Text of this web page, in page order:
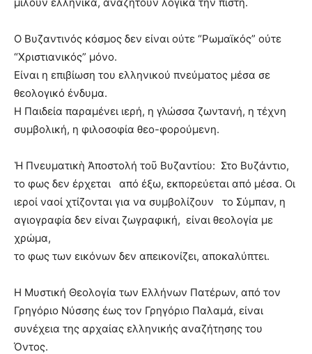
μιλούν ελληνικά, αναζητούν λογικά την πίστη.
Ο Βυζαντινός κόσμος δεν είναι ούτε “Ρωμαϊκός” ούτε
“Χριστιανικός” μόνο.
Είναι η επιβίωση του ελληνικού πνεύματος μέσα σε
θεολογικό ένδυμα.
Η Παιδεία παραμένει ιερή, η γλώσσα ζωντανή, η τέχνη
συμβολική, η φιλοσοφία θεο-φορούμενη.
Ἡ Πνευματικὴ Ἀποστολή τοῦ Βυζαντίου: Στο Βυζάντιο,
το φως δεν έρχεται από έξω, εκπορεύεται από μέσα. Οι
ιεροί ναοί χτίζονται για να συμβολίζουν το Σύμπαν, η
αγιογραφία δεν είναι ζωγραφική, είναι θεολογία με
χρώμα,
το φως των εικόνων δεν απεικονίζει, αποκαλύπτει.
Η Μυστική Θεολογία των Ελλήνων Πατέρων, από τον
Γρηγόριο Νύσσης έως τον Γρηγόριο Παλαμά, είναι
συνέχεια της αρχαίας ελληνικής αναζήτησης του
Όντος.